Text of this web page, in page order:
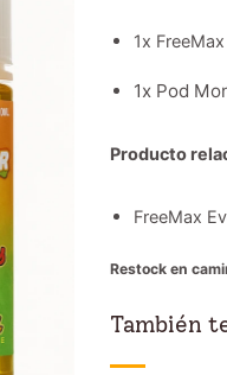
1x
1x Pod
Producto
FreeMax
Restock en
También